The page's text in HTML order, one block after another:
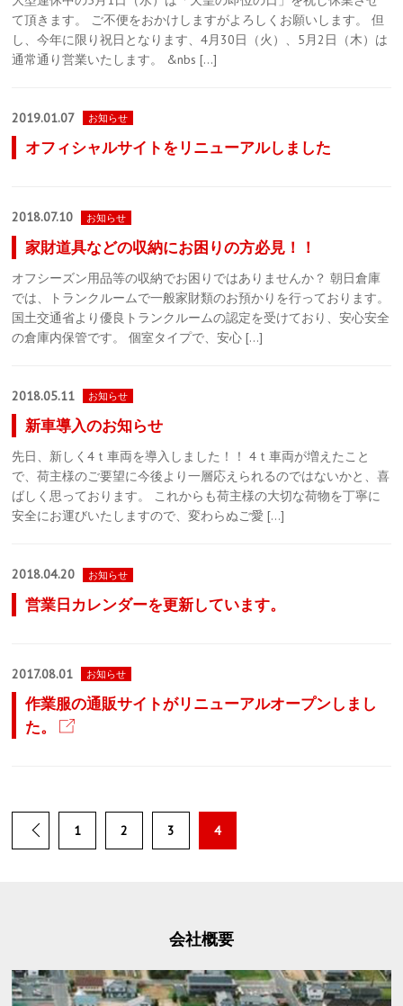
て頂きます。 ご不便をおかけしますがよろしくお願いします。 但
し、今年に限り祝日となります、4月30日（火）、5月2日（木）は
通常通り営業いたします。 &nbs […]
2019.01.07 お知らせ
オフィシャルサイトをリニューアルしました
2018.07.10 お知らせ
家財道具などの収納にお困りの方必見！！
オフシーズン用品等の収納でお困りではありませんか？ 朝日倉庫
では、トランクルームで一般家財類のお預かりを行っております。
国土交通省より優良トランクルームの認定を受けており、安心安全
の倉庫内保管です。 個室タイプで、安心 […]
2018.05.11 お知らせ
新車導入のお知らせ
先日、新しく4ｔ車両を導入しました！！ 4ｔ車両が増えたこと
で、荷主様のご要望に今後より一層応えられるのではないかと、喜
ばしく思っております。 これからも荷主様の大切な荷物を丁寧に
安全にお運びいたしますので、変わらぬご愛 […]
2018.04.20 お知らせ
営業日カレンダーを更新しています。
2017.08.01 お知らせ
作業服の通販サイトがリニューアルオープンしまし
た。
1 2 3 4
会社概要